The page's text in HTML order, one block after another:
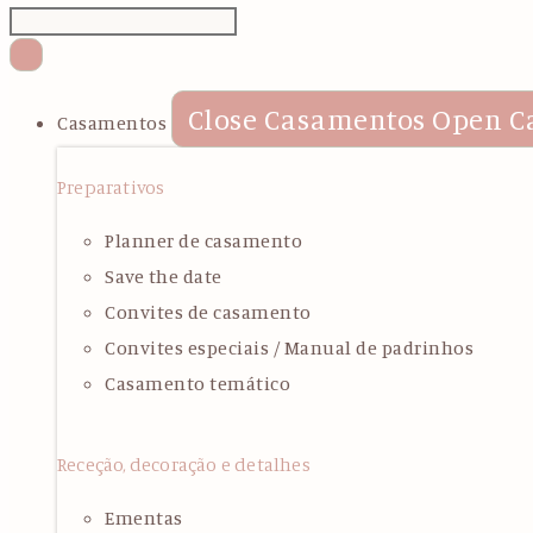
Casamentos Close Casamentos Open
Preparativos
Planner de casamento
Save the date
Convites de casamento
Convites especiais / Manual de padrinhos
Casamento temático
Receção, decoração e detalhes
Ementas